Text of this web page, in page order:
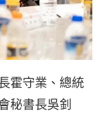
霍守業、總統
秘書長吳釗